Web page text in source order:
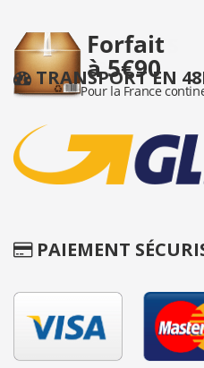
TRANSPORT EN
PAIEMENT